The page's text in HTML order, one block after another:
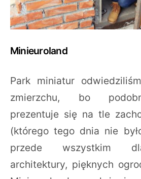
Minieuroland
Park miniatur
zmierzchu, bo
prezentuje się na tle
(którego tego dnia nie
przede wszystkim
architektury, pięknych